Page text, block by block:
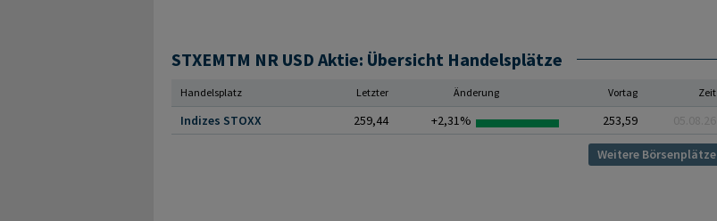
STXEMTM NR USD Aktie: Übersicht Handelsplätze
Handelsplatz Letzter Änderung Vortag Zeit
Indizes STOXX 259,44 +2,31% 253,59
Weitere Börsenplätze